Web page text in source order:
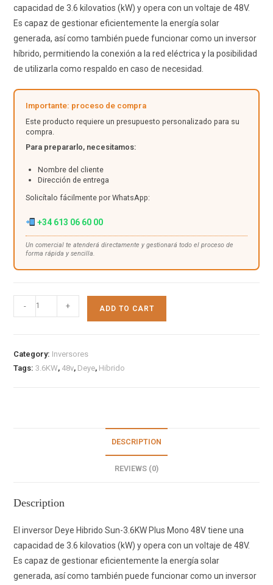
capacidad de 3.6 kilovatios (kW) y opera con un voltaje de 48V.
Es capaz de gestionar eficientemente la energía solar
generada, así como también puede funcionar como un inversor
híbrido, permitiendo la conexión a la red eléctrica y la posibilidad
de utilizarla como respaldo en caso de necesidad.
Importante: proceso de compra
Este producto requiere un presupuesto personalizado para su
compra.
Para prepararlo, necesitamos:
Nombre del cliente
Dirección de entrega
Solicítalo fácilmente por WhatsApp:
+34 613 06 60 00
Un comercial te atenderá directamente y gestionará todo el proceso de
forma rápida y sencilla.
- + ADD TO CART
Category: Inversores
Tags:3.6KW, 48v, Deye, Hibrido
DESCRIPTION
REVIEWS (0)
Description
El inversor Deye Hibrido Sun-3.6KW Plus Mono 48V tiene una
capacidad de 3.6 kilovatios (kW) y opera con un voltaje de 48V.
Es capaz de gestionar eficientemente la energía solar
generada, así como también puede funcionar como un inversor